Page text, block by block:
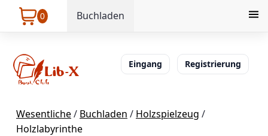
0 Buchladen
Eingang Registrierung
Wesentliche/ Buchladen / Holzspielzeug /
Holzlabyrinthe